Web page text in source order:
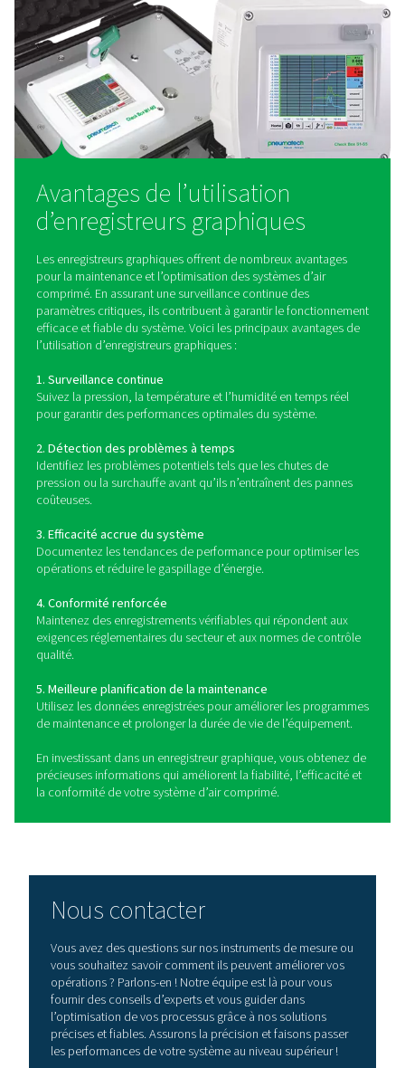
PMH PM 5100 - Compteurs de courant
Le PMH PM 5100 est un compteur de puissance monté
qui mesure les paramètres électriques clés tels que la
courant et la puissance. Les données sont transmises
aux unités Pneumatech Checkbox S 1-5 et S 6 pour une
et une analyse transparentes.
Comment fonctionnent
enregistreurs
Les enregistreurs graphiques sont des dispositifs
utilisés pour surveiller et documenter des paramètres
que la pression, la température et l’humidité dans les
d’air comprimé. Ces enregistreurs sont
configurations mobiles et fixes pour répondre à
besoins de surveillance. Les enregistreurs de
mobiles offrent une grande flexibilité pour la
déplacement, ce qui les rend idéaux pour les
terrain ou les configurations temporaires. Les
graphiques fixes sont conçus pour une installation
dans des emplacements fixes, offrant une surveillance
consommation d’énergie, fournissant ainsi des
précieuses sur l’efficacité du système. En enregistrant
les données du système, les enregistreurs graphiques
détecter les problèmes potentiels tels que les
pression, la surchauffe ou l’accumulation excessive
garantissant des performances optimales et
systèmes d’air comprimé.